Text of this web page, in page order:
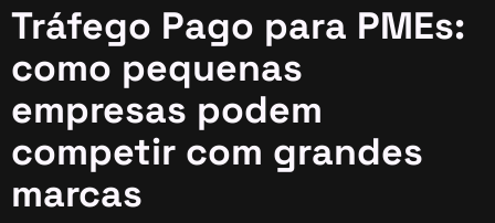
Tráfego Pago para PMEs:
como pequenas
empresas podem
competir com grandes
marcas